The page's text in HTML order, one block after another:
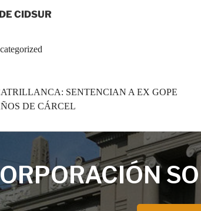
CIDSUR
SENTENCIAN A EX GOPE
DE CÁRCEL